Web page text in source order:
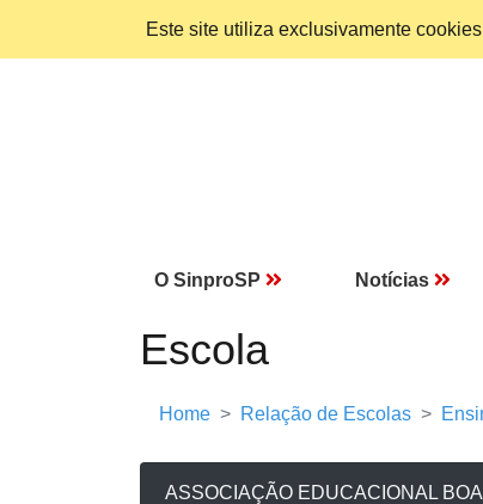
Este site utiliza exclusivamente
O SinproSP Notícias
Escola
Home Relação de Escolas
ASSOCIAÇÃO EDUCACIONAL